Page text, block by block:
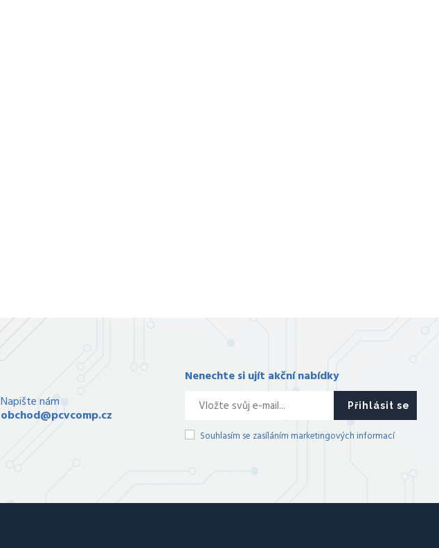
Napište nám
obchod@pcvcomp.cz
Nenechte si ujít akční nabídky
Přihlásit se
Souhlasím se zasíláním marketingových informací